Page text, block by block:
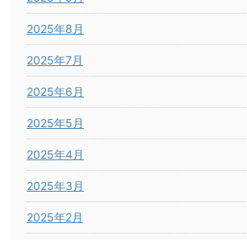
2025年8月
2025年7月
2025年6月
2025年5月
2025年4月
2025年3月
2025年2月